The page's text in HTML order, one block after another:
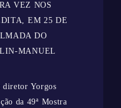
VEZ NOS
EM 25 DE
DO
MANUEL
Yorgos
da 49ª Mostra